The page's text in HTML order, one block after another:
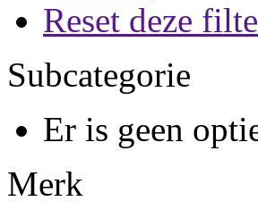
Reset deze
Subcategorie
Er is geen
Merk